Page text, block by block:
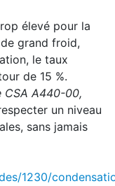
élevé pour la
grand froid,
le taux
de 15 %.
CSA A440-00,
un niveau
sans jamais
1230/